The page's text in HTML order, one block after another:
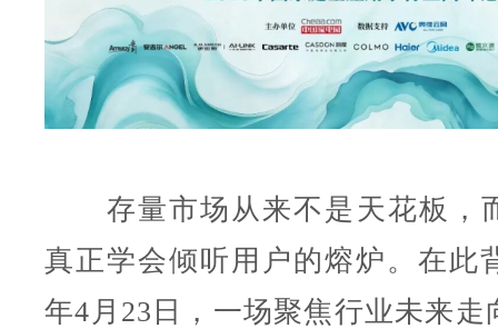
存量市场从来不是天花板，
真正学会倾听用户的熔炉。在此
年4月23日，一场聚焦行业未来走